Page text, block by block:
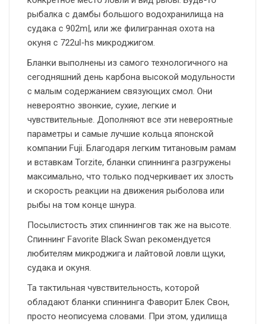
рыбалка с дамбы большого водохранилища на
судака с 902m|, или же филигранная охота на
окуня с 722ul-hs микроджигом.
Бланки выполнены из самого технологичного на
сегодняшний день карбона высокой модульности
с малым содержанием связующих смол. Они
невероятно звонкие, сухие, легкие и
чувствительные. Дополняют все эти невероятные
параметры и самые лучшие кольца японской
компании Fuji. Благодаря легким титановым рамам
и вставкам Torzite, бланки спиннинга разгружены
максимально, что только подчеркивает их злость
и скорость реакции на движения рыболова или
рыбы на том конце шнура.
Посылистость этих спиннингов так же на высоте.
Спиннинг Favorite Black Swan рекомендуется
любителям микроджига и лайтовой ловли щуки,
судака и окуня.
Та тактильная чувствительность, которой
обладают бланки спиннинга Фаворит Блек Свон,
просто неописуема словами. При этом, удилища